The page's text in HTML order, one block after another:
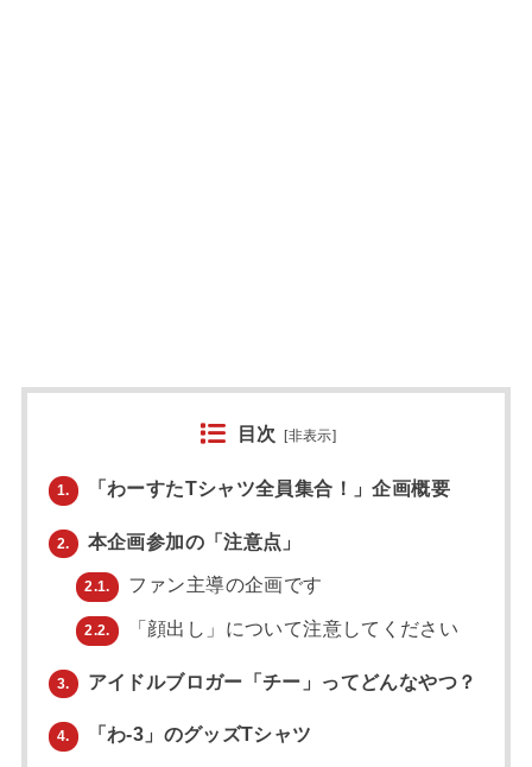
目次 [非表示]
1. 「わーすたTシャツ全員集合！」企画概要
2. 本企画参加の「注意点」
2.1. ファン主導の企画です
2.2. 「顔出し」について注意してください
3. アイドルブロガー「チー」ってどんなやつ？
4. 「わ-3」のグッズTシャツ